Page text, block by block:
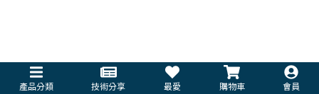
產品分類 技術分享 最愛 購物車 會員